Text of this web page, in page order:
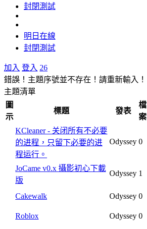
封閉測試
明日在線
封閉測試
加入 登入 26
錯誤！主題序號並不存在！請重新輸入！
主題清單
圖
示
標題 發表
檔
案
KCleaner - 关闭所有不必要
的进程，只留下必要的进
程运行。
Odyssey 0
JoCame v0.x 攝影初心下載
版
Odyssey 1
Cakewalk Odyssey 0
Roblox
Odyssey 0